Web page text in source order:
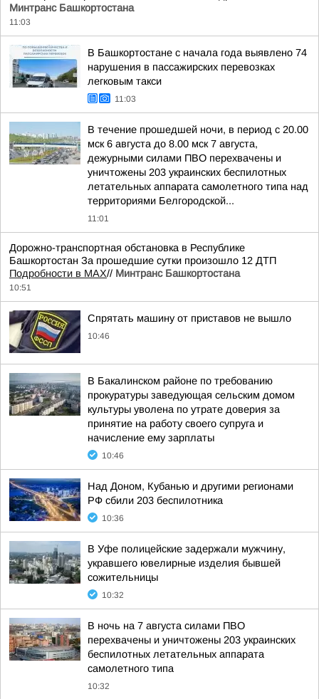
Минтранс Башкортостана
11:03
В Башкортостане с начала года выявлено 74
нарушения в пассажирских перевозках
легковым такси
11:03
В течение прошедшей ночи, в период с 20.00
мск 6 августа до 8.00 мск 7 августа,
дежурными силами ПВО перехвачены и
уничтожены 203 украинских беспилотных
летательных аппарата самолетного типа над
территориями Белгородской...
11:01
Дорожно-транспортная обстановка в Республике
Башкортостан За прошедшие сутки произошло 12 ДТП
Подробности в MAX// Минтранс Башкортостана
10:51
Спрятать машину от приставов не вышло
10:46
В Бакалинском районе по требованию
прокуратуры заведующая сельским домом
культуры уволена по утрате доверия за
принятие на работу своего супруга и
начисление ему зарплаты
10:46
Над Доном, Кубанью и другими регионами
РФ сбили 203 беспилотника
10:36
В Уфе полицейские задержали мужчину,
укравшего ювелирные изделия бывшей
сожительницы
10:32
В ночь на 7 августа силами ПВО
перехвачены и уничтожены 203 украинских
беспилотных летательных аппарата
самолетного типа
10:32